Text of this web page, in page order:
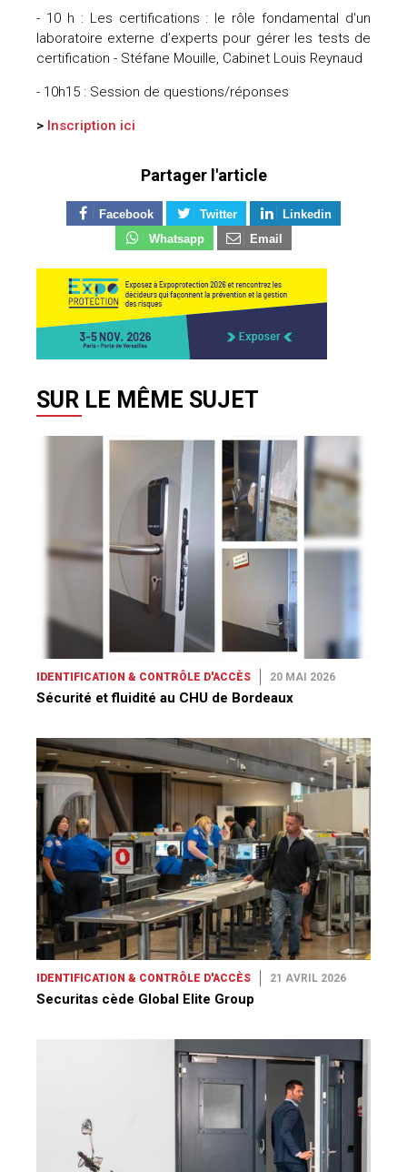
- 10 h : Les certifications : le rôle fondamental d'un
laboratoire externe d’experts pour gérer les tests de
certification - Stéfane Mouille, Cabinet Louis Reynaud
- 10h15 : Session de questions/réponses
> Inscription ici
Partager l'article
Facebook Twitter
Linkedin
Whatsapp
Email
SUR LE MÊME SUJET
IDENTIFICATION & CONTRÔLE D'ACCÈS 20 MAI 2026
Sécurité et fluidité au CHU de Bordeaux
IDENTIFICATION & CONTRÔLE D'ACCÈS 21 AVRIL 2026
Securitas cède Global Elite Group